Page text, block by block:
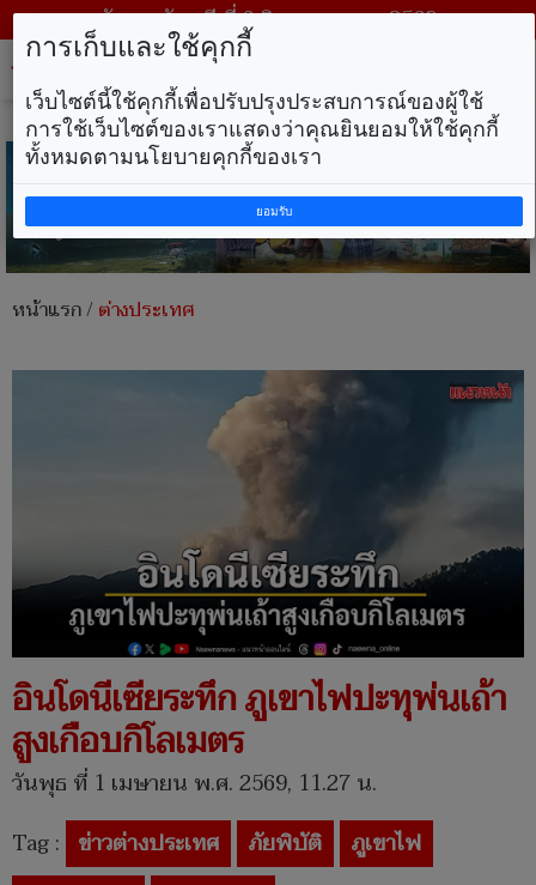
วันพฤหัสบดี ที่ 6 สิงหาคม พ.ศ. 2569
หน้าแรก/ต่างประเทศ
อินโดนีเซียระทึก ภูเขาไฟปะทุพ่นเถ้า
สูงเกือบกิโลเมตร
วันพุธ ที่ 1 เมษายน พ.ศ. 2569, 11.27 น.
Tag : ข่าวต่างประเทศ ภัยพิบัติ
ภูเขาไฟ
การเก็บและใช้คุกกี้
เว็บไซต์นี้ใช้คุกกี้เพื่อปรับปรุงประสบการณ์ของผู้ใช้
การใช้เว็บไซต์ของเราแสดงว่าคุณยินยอมให้ใช้คุกกี้
ทั้งหมดตามนโยบายคุกกี้ของเรา
ยอมรับ